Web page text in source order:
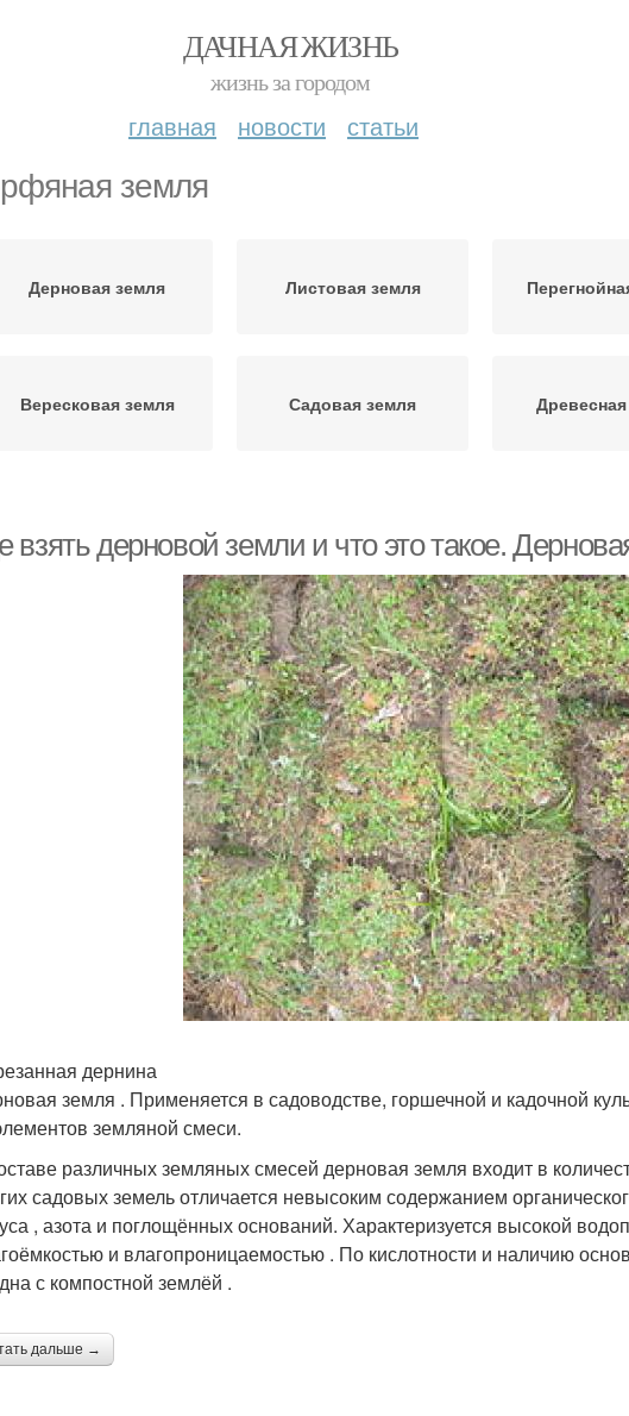
ДАЧНАЯ ЖИЗНЬ
жизнь за городом
главная новости статьи
земля
Дерновая земля Листовая земля
Вересковая земля Садовая земля
взять дерновой земли и что это такое.
дернина
земля . Применяется в садоводстве, горшечной и кадочной
земляной смеси.
различных земляных смесей дерновая земля входит в
садовых земель отличается невысоким содержанием
, азота и поглощённых оснований. Характеризуется высокой
и влагопроницаемостью . По кислотности и наличию
с компостной землёй .
дальше →